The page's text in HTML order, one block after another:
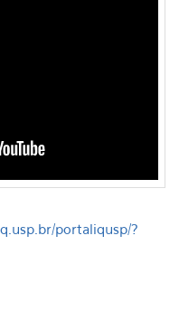
portaliqusp/?